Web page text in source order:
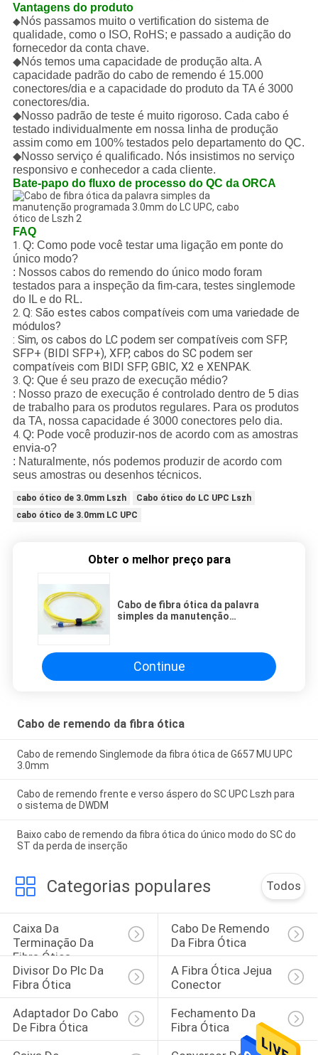
Vantagens do produto
◆Nós passamos muito o vertification do sistema de
qualidade, como o ISO, RoHS; e passado a audição do
fornecedor da conta chave.
◆Nós temos uma capacidade de produção alta. A
capacidade padrão do cabo de remendo é 15.000
conectores/dia e a capacidade do produto da TA é 3000
conectores/dia.
◆Nosso padrão de teste é muito rigoroso. Cada cabo é
testado individualmente em nossa linha de produção
assim como em 100% testados pelo departamento do QC.
◆Nosso serviço é qualificado. Nós insistimos no serviço
responsivo e conhecedor a cada cliente.
Bate-papo do fluxo de processo do QC da ORCA
FAQ
1. Q: Como pode você testar uma ligação em ponte do
único modo?
: Nossos cabos do remendo do único modo foram
testados para a inspeção da fim-cara, testes singlemode
do IL e do RL.
2. Q: São estes cabos compatíveis com uma variedade de
módulos?
: Sim, os cabos do LC podem ser compatíveis com SFP,
SFP+ (BIDI SFP+), XFP, cabos do SC podem ser
compatíveis com BIDI SFP, GBIC, X2 e XENPAK.
3. Q: Que é seu prazo de execução médio?
: Nosso prazo de execução é controlado dentro de 5 dias
de trabalho para os produtos regulares. Para os produtos
da TA, nossa capacidade é 3000 conectores pelo dia.
4. Q: Pode você produzir-nos de acordo com as amostras
envia-o?
: Naturalmente, nós podemos produzir de acordo com
seus amostras ou desenhos técnicos.
cabo ótico de 3.0mm Lszh
Cabo ótico do LC UPC Lszh
cabo ótico de 3.0mm LC UPC
Obter o melhor preço para
Cabo de fibra ótica da palavra
simples da manutenção
Continue
Cabo de remendo da fibra ótica
Cabo de remendo Singlemode da fibra ótica de G657 MU UPC
3.0mm
Cabo de remendo frente e verso áspero do SC UPC Lszh para
o sistema de DWDM
Baixo cabo de remendo da fibra ótica do único modo do SC do
ST da perda de inserção
Categorias populares Todos
Caixa Da
Terminação Da
Fibra Ótica
Cabo De Remendo
Da Fibra Ótica
Divisor Do Plc Da
Fibra Ótica
A Fibra Ótica Jejua
Conector
Adaptador Do Cabo
De Fibra Ótica
Fechamento Da
Fibra Ótica